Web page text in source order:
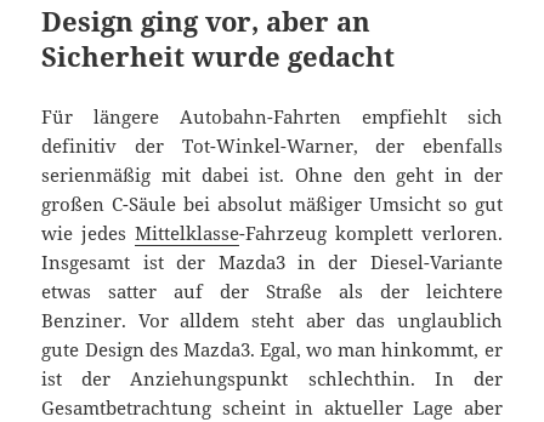
Design ging vor, aber an
Sicherheit wurde gedacht
Für längere Autobahn-Fahrten empfiehlt sich
definitiv der Tot-Winkel-Warner, der ebenfalls
serienmäßig mit dabei ist. Ohne den geht in der
großen C-Säule bei absolut mäßiger Umsicht so gut
wie jedes Mittelklasse-Fahrzeug komplett verloren.
Insgesamt ist der Mazda3 in der Diesel-Variante
etwas satter auf der Straße als der leichtere
Benziner. Vor alldem steht aber das unglaublich
gute Design des Mazda3. Egal, wo man hinkommt, er
ist der Anziehungspunkt schlechthin. In der
Gesamtbetrachtung scheint in aktueller Lage aber